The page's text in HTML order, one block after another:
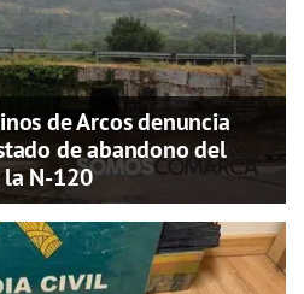
de Arcos denuncia
de abandono del
la N-120